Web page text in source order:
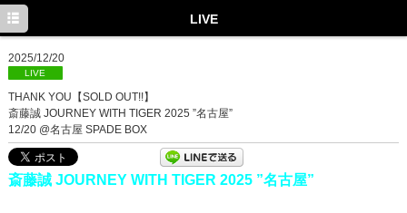
LIVE
2025/12/20
LIVE
THANK YOU【SOLD OUT!!】
斎藤誠 JOURNEY WITH TIGER 2025 ”名古屋”
12/20 @名古屋 SPADE BOX
斎藤誠 JOURNEY WITH TIGER 2025 ”名古屋”
INFORMATION
LIVE
PROFILE